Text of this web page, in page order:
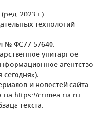
2023 г.)
технологий
№ ФС77-57640.
унитарное
агентство
и новостей сайта
на https://crimea.ria.ru
текста.